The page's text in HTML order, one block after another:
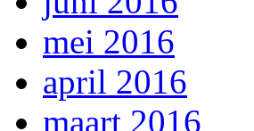
mei 2016
april 2016
maart 2016